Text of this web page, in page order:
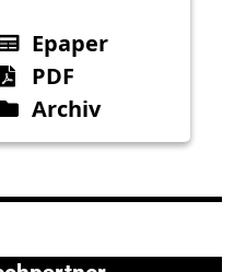
Epaper
PDF
Archiv